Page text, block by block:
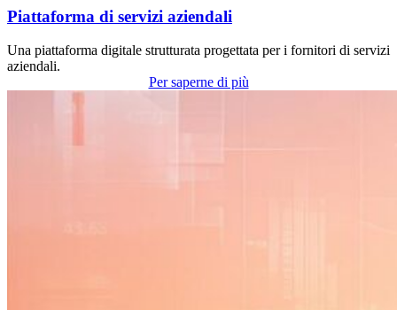
Piattaforma di servizi aziendali
Una piattaforma digitale strutturata progettata per i fornitori di servizi
aziendali.
Per saperne di più